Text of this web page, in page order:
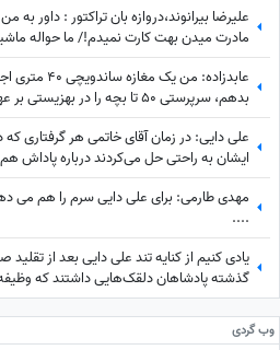
علیرضا بیرانوند،دروازه بان تراکتور :
مادرت میدن بهت کارت نمیدم!/ ما حواله
عابدزاده: من
بدهم، سرپرستی 50 تا بچه را در بهزیستی بر عهده دارم و...
علی دایی: در زمان آقای خاتمی هر گرفتاری‌
ایشان به راحتی حل می‌کردند درباره پاداش
مهدی طارمی: برای علی دایی سرم را هم می
....
یادی کنیم از کنایه تند علی دایی بعد از
گذشته پادشاهان دلقک‌هایی داشتند که
بود+عکس
وب گردی